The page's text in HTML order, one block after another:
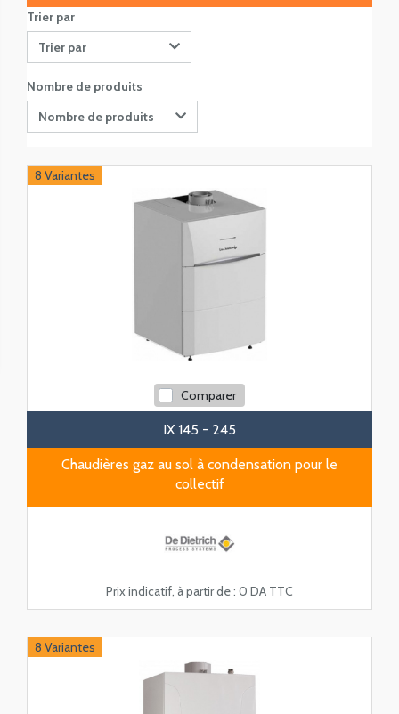
Trier par
Trier par
Nombre de produits
Nombre de produits
8 Variantes
Comparer
IX 145 - 245
Chaudières gaz au sol à condensation pour le
collectif
Prix indicatif, à partir de : 0 DA TTC
Vidéo
8 Variantes